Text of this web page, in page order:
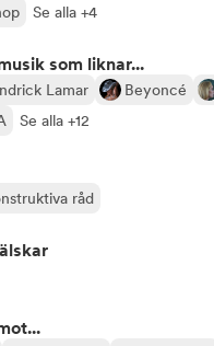
Se alla +4
som liknar...
Lamar Beyoncé
Se alla +12
råd